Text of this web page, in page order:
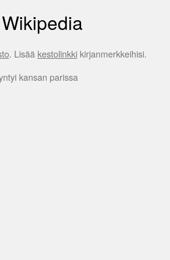
. Lisää kestolinkkikirjanmerkkeihisi.
kansan parissa